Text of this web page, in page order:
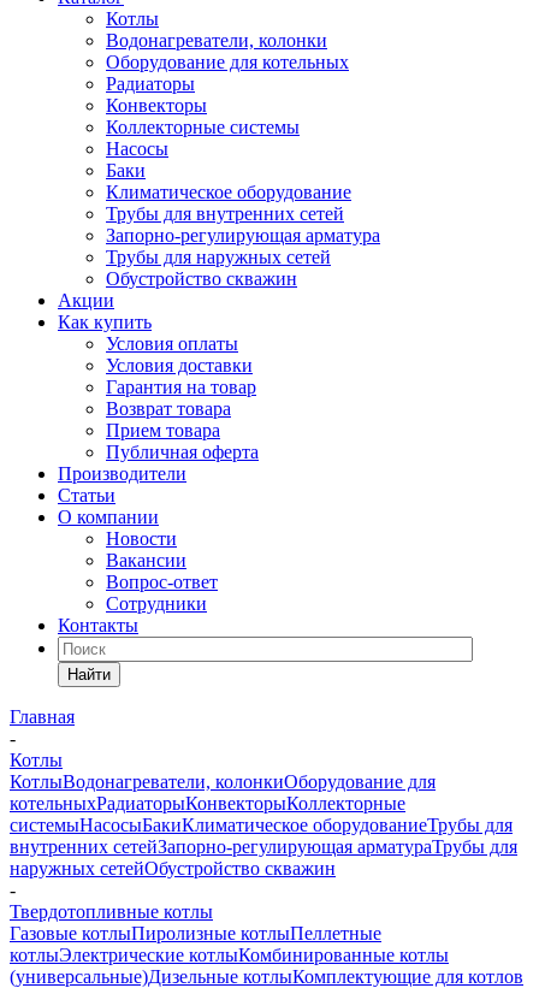
Котлы
Водонагреватели, колонки
Оборудование для котельных
Радиаторы
Конвекторы
Коллекторные системы
Насосы
Баки
Климатическое оборудование
Трубы для внутренних сетей
Запорно-регулирующая арматура
Трубы для наружных сетей
Обустройство скважин
Акции
Как купить
Условия оплаты
Условия доставки
Гарантия на товар
Возврат товара
Прием товара
Публичная оферта
Производители
Статьи
О компании
Новости
Вакансии
Вопрос-ответ
Сотрудники
Контакты
Найти
Главная
-
Котлы
КотлыВодонагреватели, колонкиОборудование для
котельныхРадиаторыКонвекторыКоллекторные
системыНасосыБакиКлиматическое оборудованиеТрубы для
внутренних сетейЗапорно-регулирующая арматураТрубы для
наружных сетейОбустройство скважин
-
Твердотопливные котлы
Газовые котлыПиролизные котлыПеллетные
котлыЭлектрические котлыКомбинированные котлы
(универсальные)Дизельные котлыКомплектующие для котлов